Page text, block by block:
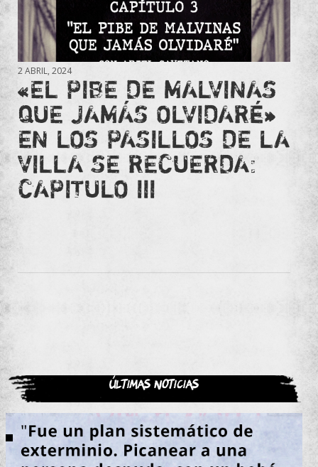
2 ABRIL, 2024
«EL PIBE DE MALVINAS
QUE JAMÁS OLVIDARÉ»
EN LOS PASILLOS DE LA
VILLA SE RECUERDA:
CAPITULO III
Últimas noticias